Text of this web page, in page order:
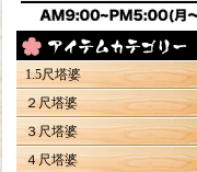
1.5尺塔婆
２尺塔婆
３尺塔婆
４尺塔婆